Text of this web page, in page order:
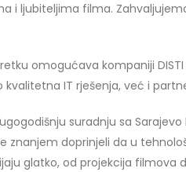
i ljubiteljima filma.
omogućava kompaniji
kvalitetna IT rješenja, već i
suradnju sa
znanjem doprinjeli da u
glatko, od projekcija